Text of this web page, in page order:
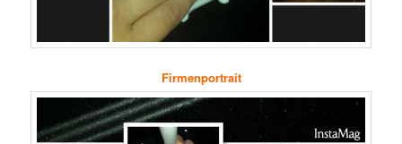
Firmenportrait